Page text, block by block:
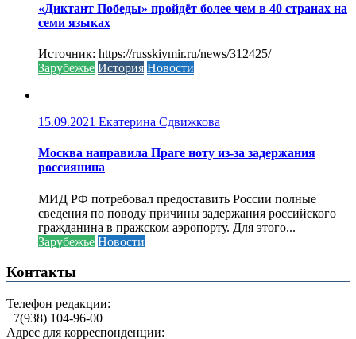
«Диктант Победы» пройдёт более чем в 40 странах на
семи языках
Источник: https://russkiymir.ru/news/312425/
Зарубежье История Новости
15.09.2021 Екатерина Сдвижкова
Москва направила Праге ноту из-за задержания
россиянина
МИД РФ потребовал предоставить России полные
сведения по поводу причины задержания российского
гражданина в пражском аэропорту. Для этого...
Зарубежье Новости
Контакты
Телефон редакции:
+7(938) 104-96-00
Адрес для корреспонденции: